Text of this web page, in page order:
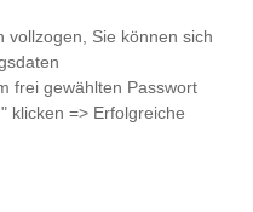
vollzogen, Sie können sich
frei gewählten Passwort
klicken => Erfolgreiche